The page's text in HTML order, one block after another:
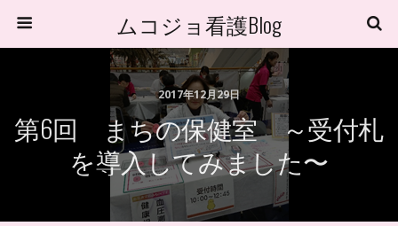
ムコジョ看護Blog
2017年12月29日
第6回 まちの保健室 ～受付札
を導入してみました〜